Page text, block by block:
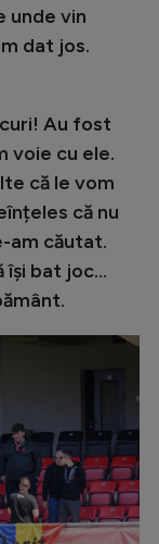
unde vin
dat jos.
Au fost
voie cu ele.
că le vom
că nu
am căutat.
își bat joc...